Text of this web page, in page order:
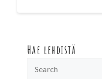
Hae lehdistä